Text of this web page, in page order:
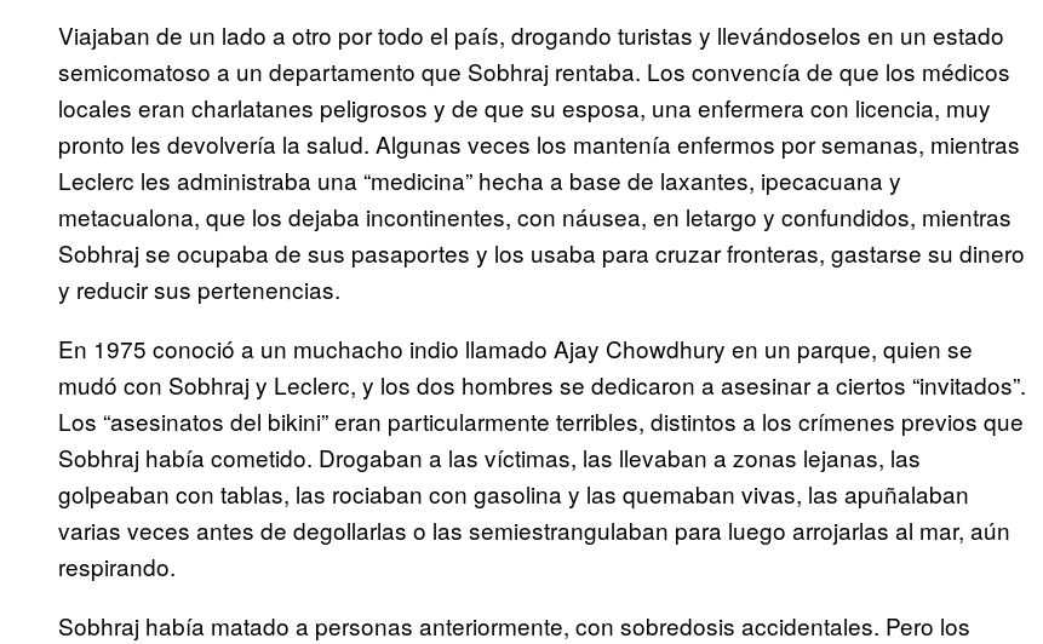
Viajaban de un lado a otro por todo el país, drogando turistas y llevándoselos en un estado
semicomatoso a un departamento que Sobhraj rentaba. Los convencía de que los médicos
locales eran charlatanes peligrosos y de que su esposa, una enfermera con licencia, muy
pronto les devolvería la salud. Algunas veces los mantenía enfermos por semanas, mientras
Leclerc les administraba una “medicina” hecha a base de laxantes, ipecacuana y
metacualona, que los dejaba incontinentes, con náusea, en letargo y confundidos, mientras
Sobhraj se ocupaba de sus pasaportes y los usaba para cruzar fronteras, gastarse su dinero
y reducir sus pertenencias.
En 1975 conoció a un muchacho indio llamado Ajay Chowdhury en un parque, quien se
mudó con Sobhraj y Leclerc, y los dos hombres se dedicaron a asesinar a ciertos “invitados”.
Los “asesinatos del bikini” eran particularmente terribles, distintos a los crímenes previos que
Sobhraj había cometido. Drogaban a las víctimas, las llevaban a zonas lejanas, las
golpeaban con tablas, las rociaban con gasolina y las quemaban vivas, las apuñalaban
varias veces antes de degollarlas o las semiestrangulaban para luego arrojarlas al mar, aún
respirando.
Sobhraj había matado a personas anteriormente, con sobredosis accidentales. Pero los